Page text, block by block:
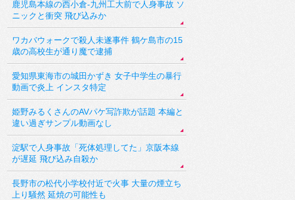
鹿児島本線の西小倉-九州工大前で人身事故 ソ
ニックと衝突 飛び込みか
ワカバウォークで殺人未遂事件 鶴ケ島市の15
歳の高校生が通り魔で逮捕
愛知県東海市の城田かずき 女子中学生の暴行
動画で炎上 インスタ特定
姫野みるくさんのAVパケ写詐欺が話題 本編と
違い過ぎサンプル動画なし
淀駅で人身事故「死体処理してた」京阪本線
が遅延 飛び込み自殺か
長野市の松代小学校付近で火事 大量の煙立ち
上り騒然 延焼の可能性も